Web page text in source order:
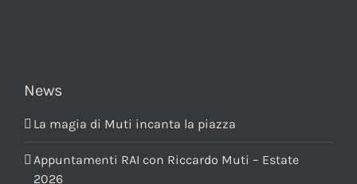
News
La magia di Muti incanta la piazza
Appuntamenti RAI con Riccardo Muti – Estate
2026